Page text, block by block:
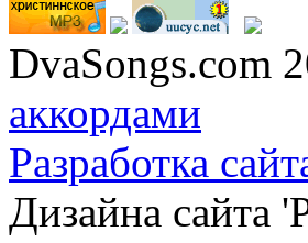
аккордами
Разработка
Дизайна сайта